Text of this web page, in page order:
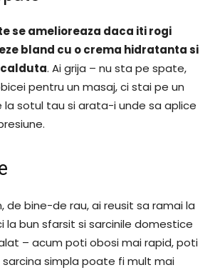
se amelioreaza daca iti rogi
bland cu o crema hidratanta si
calduta. Ai grija – nu sta pe spate,
pentru un masaj, ci stai pe un
la sotul tau si arata-i unde sa aplice
de bine-de rau, ai reusit sa ramai la
la bun sfarsit si sarcinile domestice
– acum poti obosi mai rapid, poti
simpla poate fi mult mai